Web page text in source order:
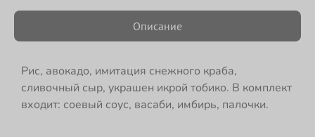
Описание
Рис, авокадо, имитация снежного краба,
сливочный сыр, украшен икрой тобико. В комплект
входит: соевый соус, васаби, имбирь, палочки.